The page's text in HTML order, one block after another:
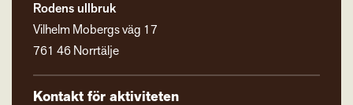
Rodens ullbruk
Vilhelm Mobergs väg 17
761 46 Norrtälje
Kontakt för aktiviteten